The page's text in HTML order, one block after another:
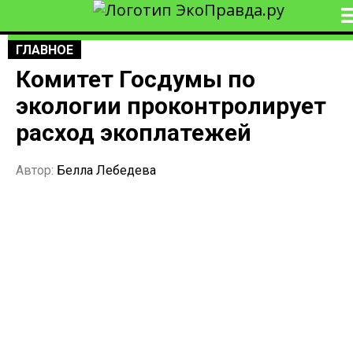
ГЛАВНОЕ
Комитет Госдумы по
экологии проконтролирует
расход экоплатежей
Автор: Белла Лебедева